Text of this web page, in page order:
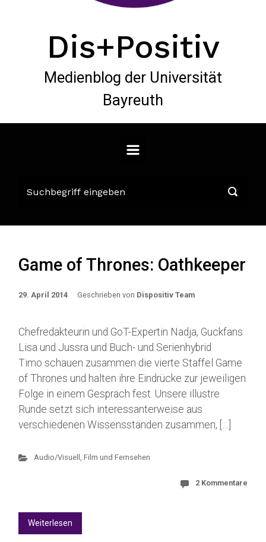
Dis+Positiv
Medienblog der Universität
Bayreuth
Game of Thrones: Oathkeeper
29. April 2014 Geschrieben von Dispositiv Team
Chefredakteurin und GoT-Expertin Nadja, Guckfans
Lisa und Jussra und Buch- und Serienhybrid
Timo schauen zusammen die vierte Staffel Game
of Thrones und halten ihre Eindrücke zur jeweiligen
Folge in einem Gespräch fest. Unsere illustre
Runde setzt sich interessanterweise aus
verschiedenen Wissensständen zusammen, […]
Audio/Visuell , Film und Fernsehen
2 Kommentare
Weiterlesen